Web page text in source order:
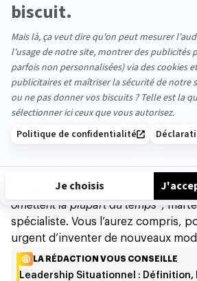
Mais plus encore, la
management, tout en poussant les
maximum d’incompétence”. Cette
intéressante provient du Principe
que l’on veut tellement faire évoluer
des postes hiérarchiques, que l’on
qui vont les rendre incompétents.
salarié.e.s dans lesquels ils
histoire individuelle. C’est un point
omettent la plupart du temps ”,
spécialiste. Vous l’aurez compris,
urgent d’inventer de nouveaux
LA RÉDACTION VOUS CONSEILLE
Leadership Situationnel : Définition,